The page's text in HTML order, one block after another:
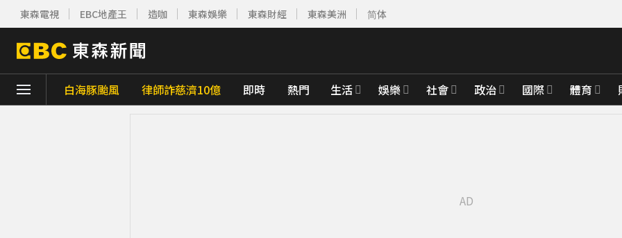
東森電視 EBC地產王 造咖 東森娛樂 東森財經 東森美洲 简体
白海豚颱風 律師詐慈濟10億 即時 熱門 生活 娛樂 社會 政治 國際 體育